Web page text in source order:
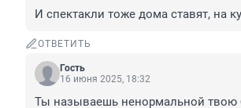
И спектакли тоже дома ставят, на
ОТВЕТИТЬ
Гость
16 июня 2025, 18:32
Ты называешь ненормальной твою